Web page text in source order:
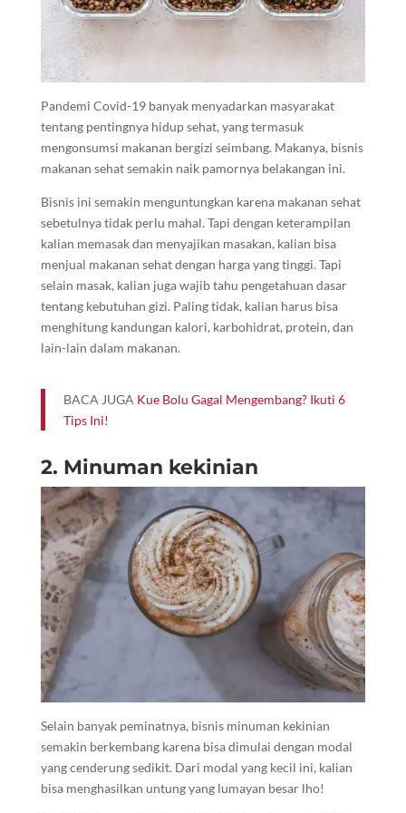
Pandemi Covid-19 banyak menyadarkan masyarakat
tentang pentingnya hidup sehat, yang termasuk
mengonsumsi makanan bergizi seimbang. Makanya, bisnis
makanan sehat semakin naik pamornya belakangan ini.
Bisnis ini semakin menguntungkan karena makanan sehat
sebetulnya tidak perlu mahal. Tapi dengan keterampilan
kalian memasak dan menyajikan masakan, kalian bisa
menjual makanan sehat dengan harga yang tinggi. Tapi
selain masak, kalian juga wajib tahu pengetahuan dasar
tentang kebutuhan gizi. Paling tidak, kalian harus bisa
menghitung kandungan kalori, karbohidrat, protein, dan
lain-lain dalam makanan.
BACA JUGA Kue Bolu Gagal Mengembang? Ikuti 6
Tips Ini!
2. Minuman kekinian
Selain banyak peminatnya, bisnis minuman kekinian
semakin berkembang karena bisa dimulai dengan modal
yang cenderung sedikit. Dari modal yang kecil ini, kalian
bisa menghasilkan untung yang lumayan besar lho!